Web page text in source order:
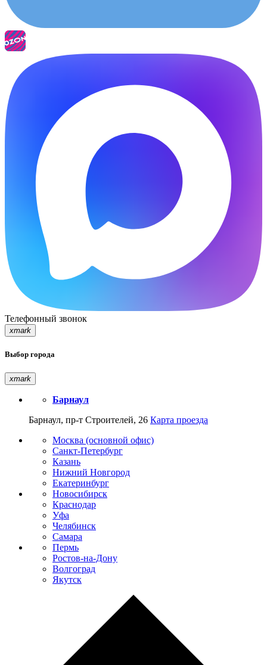
Телефонный звонок
xmark
Выбор города
xmark
Барнаул
Барнаул, пр-т Строителей, 26 Карта проезда
Москва (основной офис)
Санкт-Петербург
Казань
Нижний Новгород
Екатеринбург
Новосибирск
Краснодар
Уфа
Челябинск
Самара
Пермь
Ростов-на-Дону
Волгоград
Якутск